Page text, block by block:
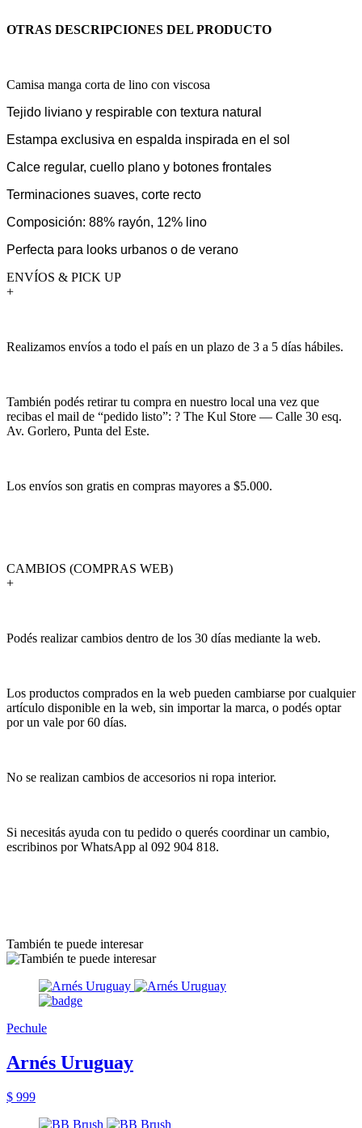
OTRAS DESCRIPCIONES DEL PRODUCTO
Camisa manga corta de lino con viscosa
Tejido liviano y respirable con textura natural
Estampa exclusiva en espalda inspirada en el sol
Calce regular, cuello plano y botones frontales
Terminaciones suaves, corte recto
Composición: 88% rayón, 12% lino
Perfecta para looks urbanos o de verano
ENVÍOS & PICK UP
+
Realizamos envíos a todo el país en un plazo de 3 a 5 días hábiles.
También podés retirar tu compra en nuestro local una vez que
recibas el mail de “pedido listo”: ? The Kul Store — Calle 30 esq.
Av. Gorlero, Punta del Este.
Los envíos son gratis en compras mayores a $5.000.
CAMBIOS (COMPRAS WEB)
+
Podés realizar cambios dentro de los 30 días mediante la web.
Los productos comprados en la web pueden cambiarse por cualquier
artículo disponible en la web, sin importar la marca, o podés optar
por un vale por 60 días.
No se realizan cambios de accesorios ni ropa interior.
Si necesitás ayuda con tu pedido o querés coordinar un cambio,
escribinos por WhatsApp al 092 904 818.
También te puede interesar
Pechule
Arnés Uruguay
$ 999